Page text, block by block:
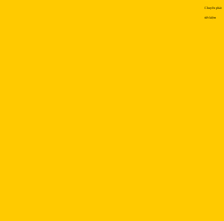
Chuyển phát
tiết kiệm